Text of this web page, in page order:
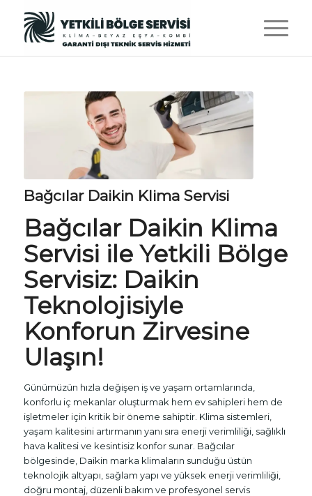
Bağcılar Daikin Klima Servisi
Bağcılar Daikin Klima
Servisi ile Yetkili Bölge
Servisiz: Daikin
Teknolojisiyle
Konforun Zirvesine
Ulaşın!
Günümüzün hızla değişen iş ve yaşam ortamlarında,
konforlu iç mekanlar oluşturmak hem ev sahipleri hem de
işletmeler için kritik bir öneme sahiptir. Klima sistemleri,
yaşam kalitesini artırmanın yanı sıra enerji verimliliği, sağlıklı
hava kalitesi ve kesintisiz konfor sunar. Bağcılar
bölgesinde, Daikin marka klimaların sunduğu üstün
teknolojik altyapı, sağlam yapı ve yüksek enerji verimliliği,
doğru montaj, düzenli bakım ve profesyonel servis